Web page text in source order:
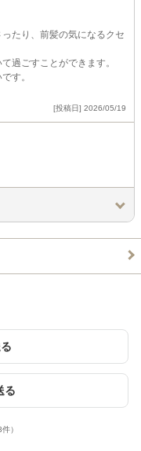
たり、前髪の気になるクセ
過ごすことができます。
す。
[投稿日] 2026/05/19
る
件）